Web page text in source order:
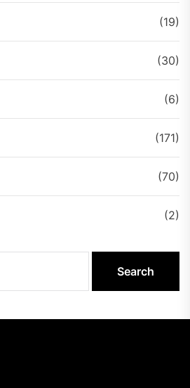
(19)
(30)
(6)
(171)
(70)
(2)